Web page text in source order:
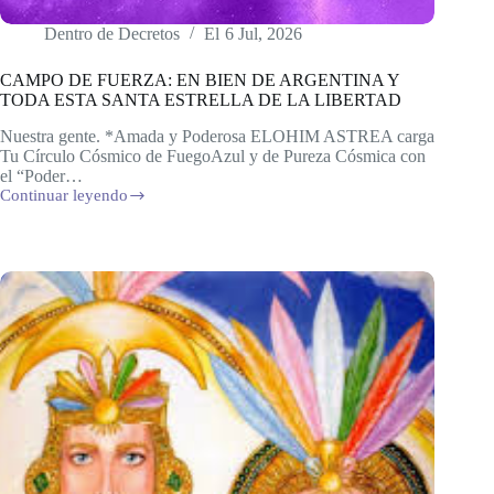
Dentro de Decretos El 6 Jul, 2026
CAMPO DE FUERZA: EN BIEN DE ARGENTINA Y
TODA ESTA SANTA ESTRELLA DE LA LIBERTAD
Nuestra gente. *Amada y Poderosa ELOHIM ASTREA carga
Tu Círculo Cósmico de FuegoAzul y de Pureza Cósmica con
el “Poder…
Continuar leyendo
CAMPO
BIEN
DE
ARGENTINA
Y
TODA
ESTA
SANTA
ESTRELLA
LIBERTAD